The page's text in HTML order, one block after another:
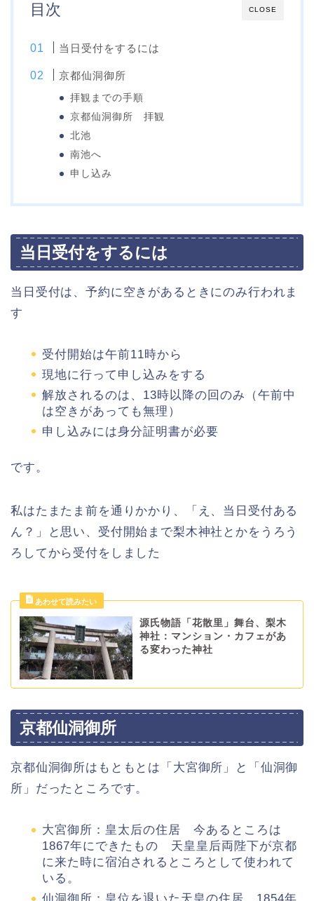
CLOSE
目次
当日受付をするには
京都仙洞御所
拝観までの手順
京都仙洞御所 拝観
北池
南池へ
申し込み
当日受付をするには
当日受付は、予約に空きがあるときにのみ行われま
す
受付開始は午前11時から
現地に行って申し込みをする
解放されるのは、13時以降の回のみ（午前中
は空きがあっても無理）
申し込みには身分証明書が必要
です。
私はたまたま前を通りかかり、「え、当日受付ある
ん？」と思い、受付開始まで梨木神社とかをうろう
ろしてから受付をしました
源氏物語「花散里」舞台、梨木
神社：マンション・カフェがあ
る変わった神社
京都仙洞御所
京都仙洞御所はもともとは「大宮御所」と「仙洞御
所」だったところです。
大宮御所：皇太后の住居 今あるところは
1867年にできたもの 天皇皇后両陛下が京都
に来た時に宿泊されるところとして使われて
いる。